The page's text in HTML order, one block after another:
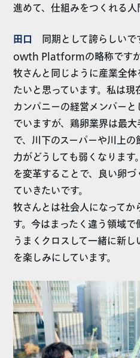
進めて、仕組みをつくれる人
田口 同期として誇らしい
owth Platformの略称です
牧さんと同じように産業全
たいと思っています。私は
カンパニーの経営メンバー
でいますが、鶏卵業界は最
で、川下のスーパーや川上
力がどうしても弱くなりま
を変革することで、良い卵
ていきたいです。
牧さんとは社会人になって
す。今はまったく違う領域
うまくクロスして一緒に新
を楽しみにしています。